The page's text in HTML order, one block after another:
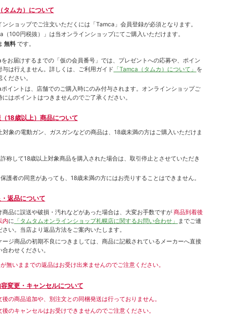
タムカ）について
ンショップでご注⽂いただくには「Tamca」会員登録が必須となります。
（100円税抜）
」は当オンラインショップにてご購⼊いただけます。
無料 です。
お届けするまでの「仮の会員番号」では、プレゼントへの応募や、ポイン
与は⾏えません。詳しくは、ご利⽤ガイド 「Tamca（タムカ）について」 を
ください。
イントは、店舗でのご購⼊時にのみ付与されます。オンラインショップご
にはポイントはつきませんのでご了承ください。
18歳以上）商品について
対象の電動ガン、ガスガンなどの商品は、18歳未満の方はご購入いただけま
称して18歳以上対象商品を購入された場合は、取引停止とさせていただき
護者の同意があっても、18歳未満の方にはお売りすることはできません。
返品について
商品に誤送や破損・汚れなどがあった場合は、大変お手数ですが 商品到着後
内に 「タムタムオンラインショップ札幌店に関するお問い合わせ」 までご連
さい。当店より返品方法をご案内いたします。
ージ商品の初期不良につきましては、商品に記載されているメーカーへ直接
合わせください。
無いままでの返品はお受け出来ませんのでご注意ください。
変更・キャンセルについて
後の商品追加や、別注文との同梱発送は行っておりません。
後のキャンセルはお受けできませんのでご注意ください。